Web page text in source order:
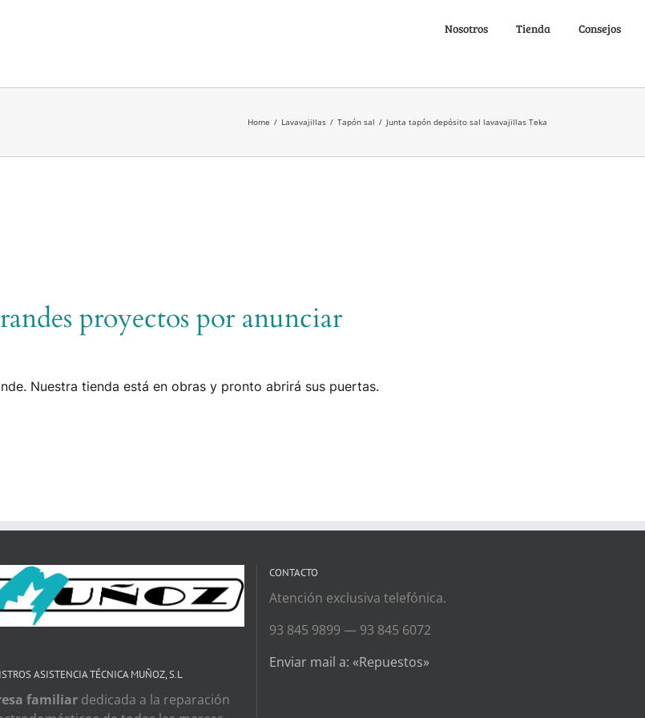
Nosotros Tienda Consejos
Home / Lavavajillas / Tapón sal / Junta tapón depósito sal lavavajillas Teka
proyectos por anunciar
Nuestra tienda está en obras y pronto abrirá sus puertas.
ASISTENCIA TÉCNICA MUÑOZ, S.L
familiardedicada a la reparación
CONTACTO
Atención exclusiva telefónica.
93 845 9899 — 93 845 6072
Enviar mail a: «Repuestos»